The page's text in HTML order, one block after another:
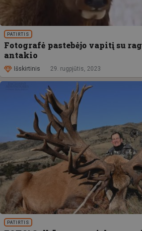
PATIRTIS
Fotografė pastebėjo vapitį su
antakio
Išskirtinis 29. rugpjūtis, 2023
PATIRTIS